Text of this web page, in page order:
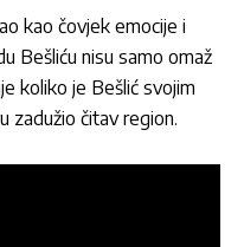
kao čovjek emocije i
Bešliću nisu samo omaž
koliko je Bešlić svojim
zadužio čitav region.